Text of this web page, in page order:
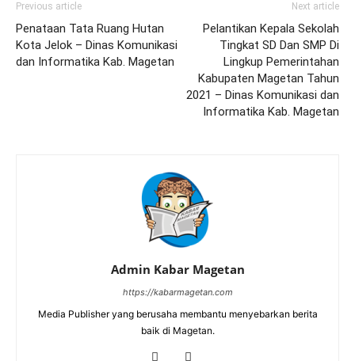
Previous article
Penataan Tata Ruang Hutan
Kota Jelok – Dinas Komunikasi
dan Informatika Kab. Magetan
Next article
Pelantikan Kepala Sekolah
Tingkat SD Dan SMP Di
Lingkup Pemerintahan
Kabupaten Magetan Tahun
2021 – Dinas Komunikasi dan
Informatika Kab. Magetan
Admin Kabar Magetan
https://kabarmagetan.com
Media Publisher yang berusaha membantu menyebarkan berita
baik di Magetan.